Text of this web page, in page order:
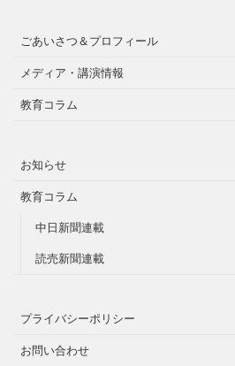
ごあいさつ＆プロフィール
メディア・講演情報
教育コラム
お知らせ
教育コラム
中日新聞連載
読売新聞連載
プライバシーポリシー
お問い合わせ